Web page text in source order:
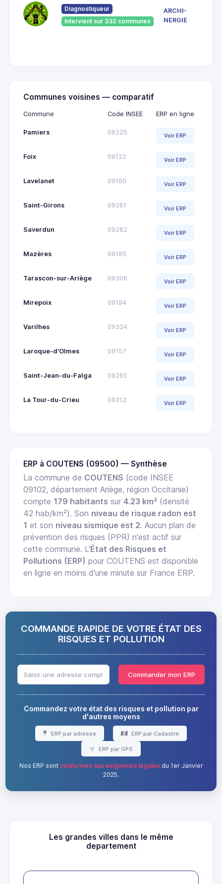
Diagnostiqueur
Intervient sur 332 communes
ARCHI-
NERGIE
Communes voisines — comparatif
Commune Code INSEE ERP en ligne
Pamiers 09225 Voir ERP
Foix 09122 Voir ERP
Lavelanet 09160 Voir ERP
Saint-Girons 09261 Voir ERP
Saverdun 09282 Voir ERP
Mazères 09185 Voir ERP
Tarascon-sur-Ariège 09306 Voir ERP
Mirepoix 09194 Voir ERP
Varilhes 09324 Voir ERP
Laroque-d'Olmes 09157 Voir ERP
Saint-Jean-du-Falga 09265 Voir ERP
La Tour-du-Crieu 09312 Voir ERP
ERP à COUTENS (09500) — Synthèse
La commune de COUTENS (code INSEE
09102, département Ariège, région Occitanie)
compte 179 habitants sur 4.23 km² (densité
42 hab/km²). Son niveau de risque radon est
1 et son niveau sismique est 2. Aucun plan de
prévention des risques (PPR) n'est actif sur
cette commune. L'État des Risques et
Pollutions (ERP) pour COUTENS est disponible
en ligne en moins d'une minute sur France ERP.
COMMANDE RAPIDE DE VOTRE ÉTAT DES
RISQUES ET POLLUTION
Commander mon ERP
Commandez votre état des risques et pollution par
d'autres moyens
ERP par adresse ERP par Cadastre
ERP par GPS
Nos ERP sont conformes aux exigences légalesdu 1er Janvier
2025.
Les grandes villes dans le même
departement